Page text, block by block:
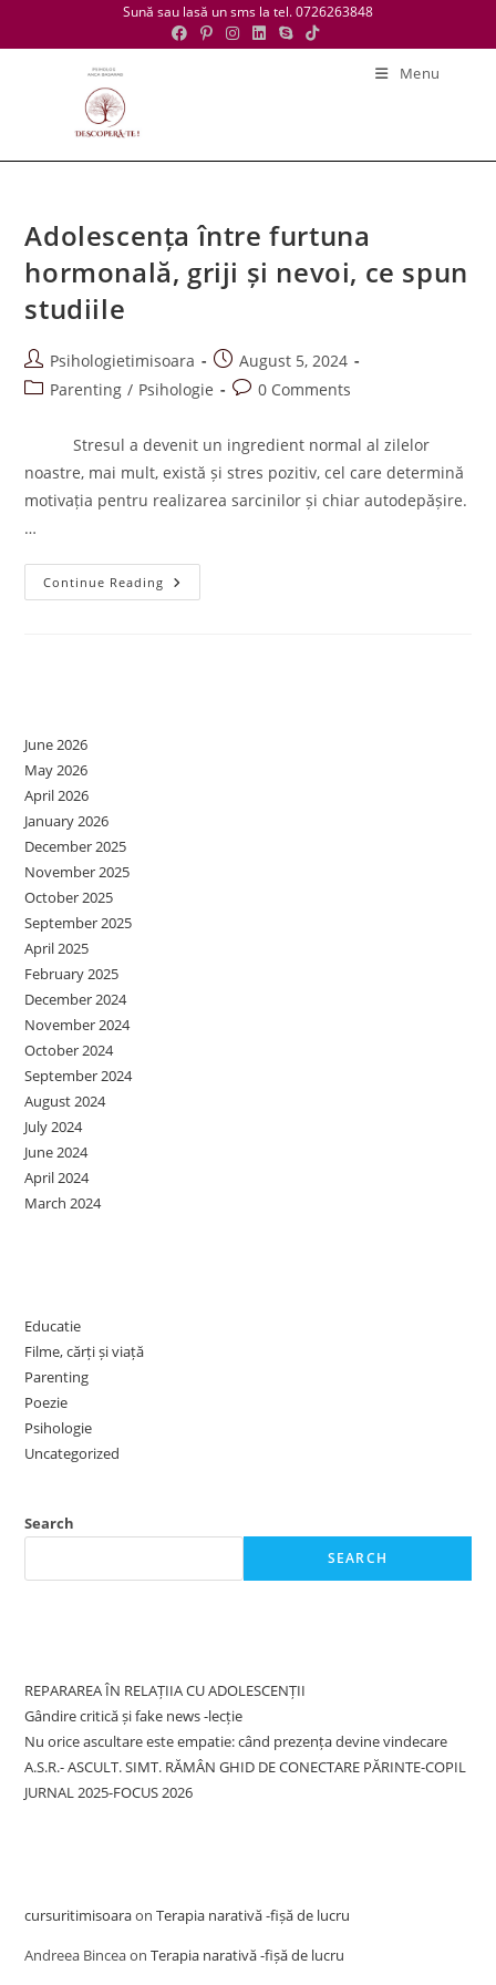
Sună sau lasă un sms la tel. 0726263848
Menu
Adolescența între furtuna
hormonală, griji și nevoi, ce spun
studiile
Post
author:
Psihologietimisoara
Post
published:
August 5, 2024
PostParenting / Psihologie
Post0 Comments
Stresul a devenit un ingredient normal al zilelor
noastre, mai mult, există și stres pozitiv, cel care determină
motivația pentru realizarea sarcinilor și chiar autodepășire.
…
Continue Reading Adolescența
Între
June 2026
May 2026
April 2026
January 2026
December 2025
November 2025
October 2025
September 2025
April 2025
February 2025
December 2024
November 2024
October 2024
September 2024
August 2024
July 2024
June 2024
April 2024
March 2024
Educatie
Filme, cărți și viață
Parenting
Poezie
Psihologie
Uncategorized
Search
SEARCH
REPARAREA ÎN RELAȚIIA CU ADOLESCENȚII
Gândire critică și fake news -lecție
Nu orice ascultare este empatie: când prezența devine vindecare
A.S.R.- ASCULT. SIMT. RĂMÂN GHID DE CONECTARE PĂRINTE-COPIL
JURNAL 2025-FOCUS 2026
cursuritimisoaraonTerapia narativă -fișă de lucru
Andreea BinceaonTerapia narativă -fișă de lucru